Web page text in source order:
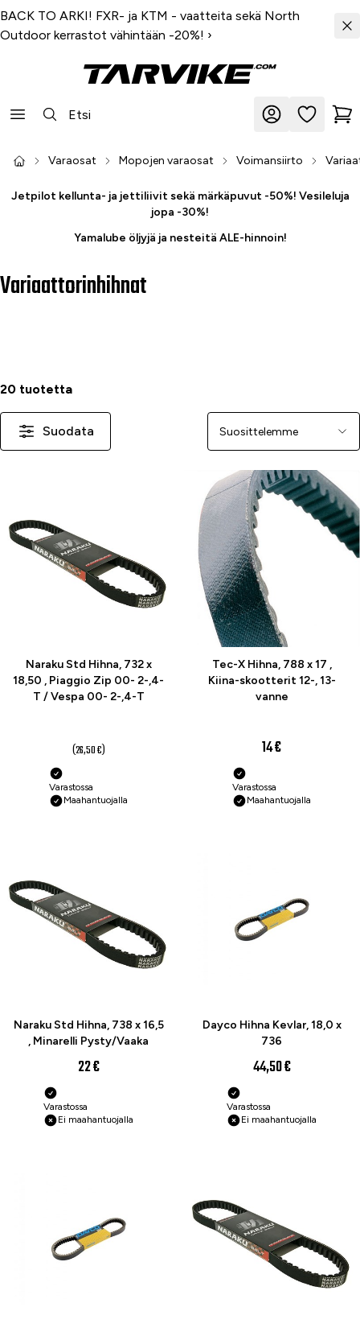
BACK TO ARKI! FXR- ja KTM - vaatteita sekä North
Outdoor kerrastot vähintään -20%! ›
Varaosat Mopojen varaosat Voimansiirto
Jetpilot kellunta- ja jettiliivit sekä märkäpuvut -50%! Vesileluja
jopa -30%!
Yamalube öljyjä ja nesteitä ALE-hinnoin!
Variaattorinhihnat
20 tuotetta
Suodata Järjestä
Naraku Std Hihna, 732 x
18,50 , Piaggio Zip 00- 2-,4-
T / Vespa 00- 2-,4-T
(26,50 €)
Varastossa
Maahantuojalla
Tec-X Hihna, 788 x 17 ,
Kiina-skootterit 12-, 13-
vanne
14 €
Varastossa
Maahantuojalla
Naraku Std Hihna, 738 x 16,5
, Minarelli Pysty/Vaaka
22 €
Varastossa
Ei maahantuojalla
Dayco Hihna Kevlar, 18,0 x
736
44,50 €
Varastossa
Ei maahantuojalla